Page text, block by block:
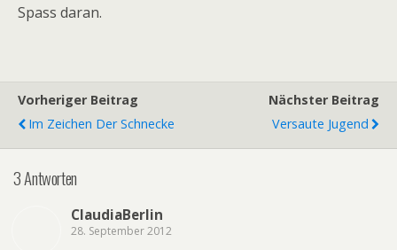
Spass daran.
Vorheriger Beitrag
Im Zeichen Der Schnecke
Nächster Beitrag
Versaute Jugend
3 Antworten
ClaudiaBerlin
28. September 2012